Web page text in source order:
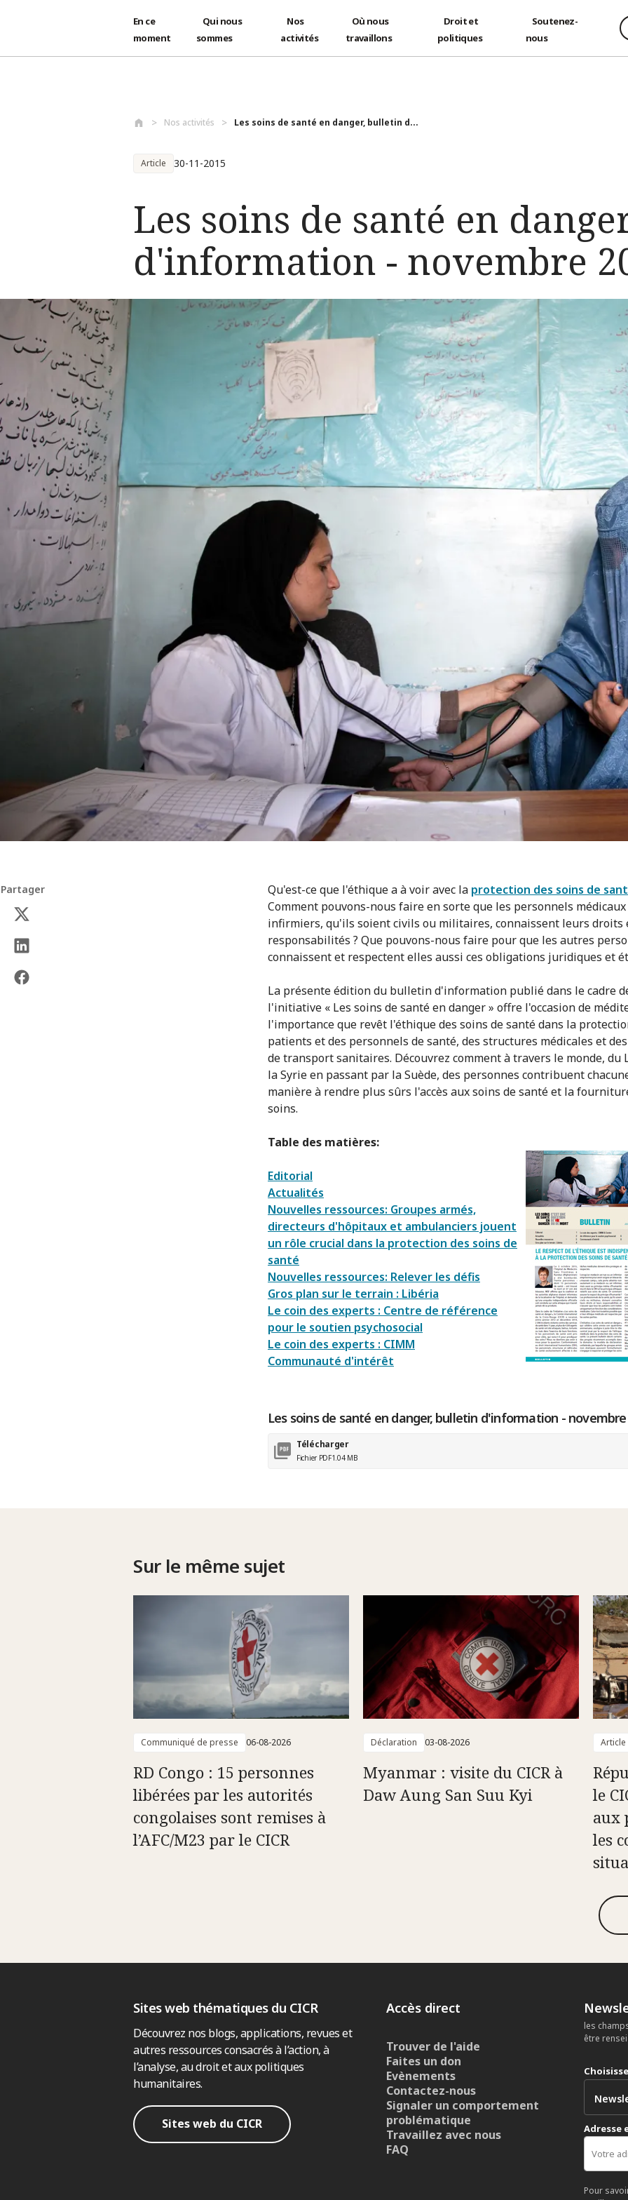
En ce
moment
Qui nous
sommes
Nos
activités
Où nous
travaillons
Droit et
politiques
Soutenez-
nous
Nos activités Les soins de santé en danger, bulletin d...
Article 30-11-2015
Les soins de santé en
d'information - novembre
Partager Qu'est-ce que l'éthique a à voir avec la protection des soins de
Comment pouvons-nous faire en sorte que les personnels
infirmiers, qu'ils soient civils ou militaires, connaissent leurs droits
responsabilités ? Que pouvons-nous faire pour que les autres
connaissent et respectent elles aussi ces obligations juridiques et
La présente édition du bulletin d'information publié dans le cadre
l'initiative « Les soins de santé en danger » offre l'occasion de
l'importance que revêt l'éthique des soins de santé dans la
patients et des personnels de santé, des structures médicales et
de transport sanitaires. Découvrez comment à travers le monde, du
la Syrie en passant par la Suède, des personnes contribuent
manière à rendre plus sûrs l'accès aux soins de santé et la
soins.
Table des matières:
Editorial
Actualités
Nouvelles ressources: Groupes armés,
directeurs d'hôpitaux et ambulanciers jouent
un rôle crucial dans la protection des soins de
santé
Nouvelles ressources: Relever les défis
Gros plan sur le terrain : Libéria
Le coin des experts : Centre de référence
pour le soutien psychosocial
Le coin des experts : CIMM
Communauté d'intérêt
Les soins de santé en danger, bulletin d'information - novembre
Télécharger
Fichier PDF1.04 MB
Sur le même sujet
Communiqué de presse 06-08-2026
RD Congo : 15 personnes
libérées par les autorités
congolaises sont remises à
l’AFC/M23 par le CICR
Déclaration 03-08-2026
Myanmar : visite du CICR à
Daw Aung San Suu Kyi
Article
le
aux
les
Sites web thématiques du CICR
Découvrez nos blogs, applications, revues et
autres ressources consacrés à l’action, à
l’analyse, au droit et aux politiques
humanitaires.
Sites web du CICR
Accès direct
Trouver de l'aide
Faites un don
Evènements
Contactez-nous
Signaler un comportement
problématique
Travaillez avec nous
FAQ
les
être
Adresse
Pour